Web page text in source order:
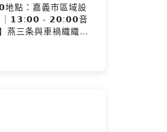
點：嘉義市區域設
｜𝟭𝟯:𝟬𝟬 - 𝟮𝟬:𝟬𝟬音
三条與車禍織織人
by Firstory